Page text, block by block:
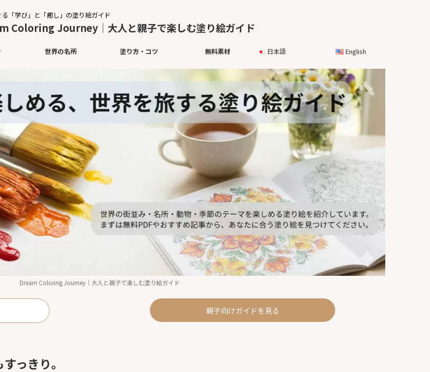
「学び」と「癒し」の塗り絵ガイド
Coloring Journey｜大人と親子で楽しむ塗り絵ガイド
世界の名所 塗り方・コツ 無料素材 日本語 English
Dream Coloring Journey｜大人と親子で楽しむ塗り絵ガイド
親子向けガイドを見る
っきり。